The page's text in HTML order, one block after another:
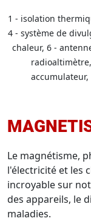
1 - isolation
4 - système de
chaleur, 6 -
Le magnétisme,
l'électricité et les
incroyable sur
des appareils, le
maladies.